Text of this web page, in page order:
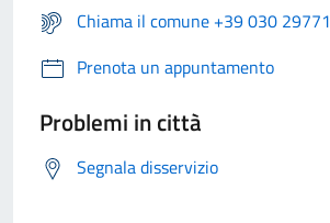
Chiama il comune +39 030 29771
Prenota un appuntamento
Problemi in città
Segnala disservizio